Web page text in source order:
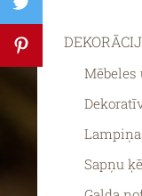
Sapņu